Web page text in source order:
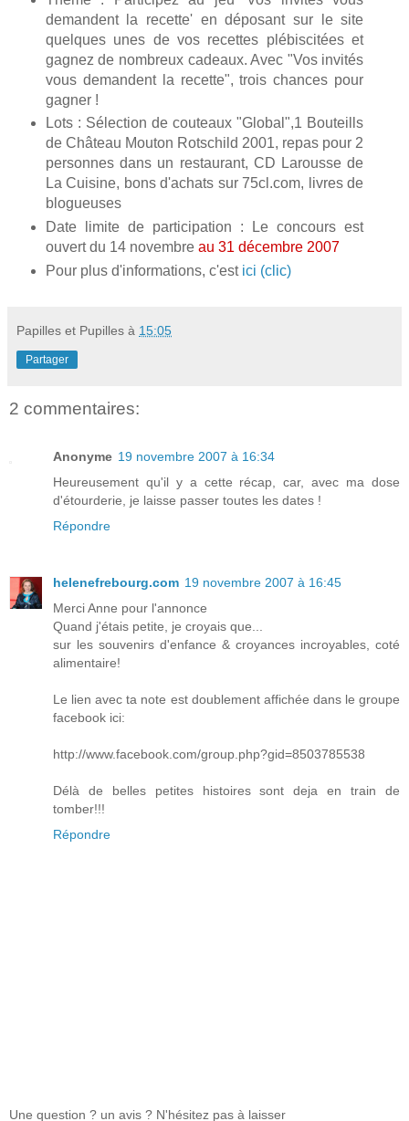
demandent la recette' en déposant sur le site
quelques unes de vos recettes plébiscitées et
gagnez de nombreux cadeaux. Avec "Vos invités
vous demandent la recette", trois chances pour
gagner !
Lots : Sélection de couteaux "Global",1 Bouteills
de Château Mouton Rotschild 2001, repas pour 2
personnes dans un restaurant, CD Larousse de
La Cuisine, bons d'achats sur 75cl.com, livres de
blogueuses
Date limite de participation : Le concours est
ouvert du 14 novembre au 31 décembre 2007
Pour plus d'informations, c'est ici (clic)
Papilles et Pupilles à 15:05
Partager
2 commentaires:
Anonyme 19 novembre 2007 à 16:34
Heureusement qu'il y a cette récap, car, avec ma dose
d'étourderie, je laisse passer toutes les dates !
Répondre
helenefrebourg.com 19 novembre 2007 à 16:45
Merci Anne pour l'annonce
Quand j'étais petite, je croyais que...
sur les souvenirs d'enfance & croyances incroyables, coté
alimentaire!
Le lien avec ta note est doublement affichée dans le groupe
facebook ici:
http://www.facebook.com/group.php?gid=8503785538
Délà de belles petites histoires sont deja en train de
tomber!!!
Répondre
Une question ? un avis ? N'hésitez pas à laisser